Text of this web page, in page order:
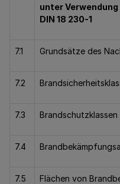
unter
DIN 18 230-1
7.1 Grundsätze des
7.2
7.3 Brandschutzklassen
7.4
7.5 Flächen von